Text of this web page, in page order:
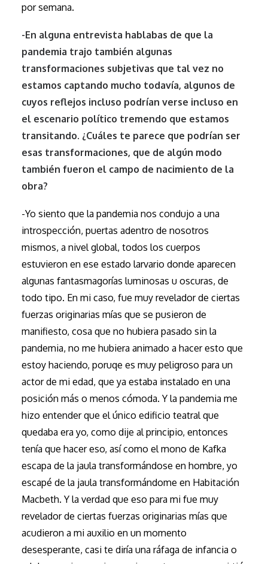
por semana.
-En alguna entrevista hablabas de que la
pandemia trajo también algunas
transformaciones subjetivas que tal vez no
estamos captando mucho todavía, algunos de
cuyos reflejos incluso podrían verse incluso en
el escenario político tremendo que estamos
transitando. ¿Cuáles te parece que podrían ser
esas transformaciones, que de algún modo
también fueron el campo de nacimiento de la
obra?
-Yo siento que la pandemia nos condujo a una
introspección, puertas adentro de nosotros
mismos, a nivel global, todos los cuerpos
estuvieron en ese estado larvario donde aparecen
algunas fantasmagorías luminosas u oscuras, de
todo tipo. En mi caso, fue muy revelador de ciertas
fuerzas originarias mías que se pusieron de
manifiesto, cosa que no hubiera pasado sin la
pandemia, no me hubiera animado a hacer esto que
estoy haciendo, poruqe es muy peligroso para un
actor de mi edad, que ya estaba instalado en una
posición más o menos cómoda. Y la pandemia me
hizo entender que el único edificio teatral que
quedaba era yo, como dije al principio, entonces
tenía que hacer eso, así como el mono de Kafka
escapa de la jaula transformándose en hombre, yo
escapé de la jaula transformándome en Habitación
Macbeth. Y la verdad que eso para mi fue muy
revelador de ciertas fuerzas originarias mías que
acudieron a mi auxilio en un momento
desesperante, casi te diría una ráfaga de infancia o